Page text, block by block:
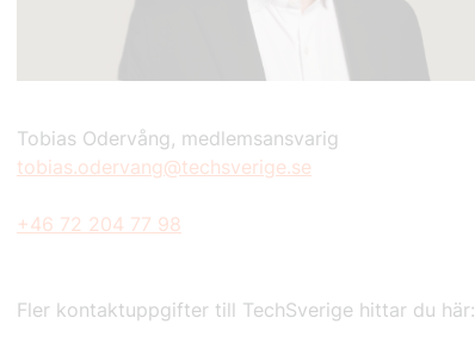
Tobias Odervång, medlemsansvarig
tobias.odervang@techsverige.se
+46 72 204 77 98
Fler kontaktuppgifter till TechSverige hittar du här: